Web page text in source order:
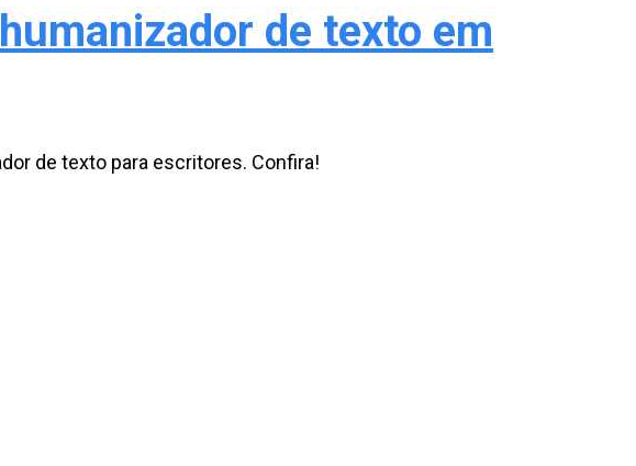
de texto em
de texto para escritores. Confira!